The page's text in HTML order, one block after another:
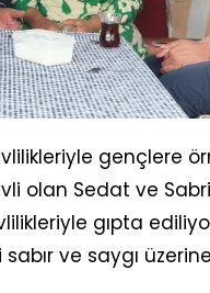
gençlere
olan Sedat ve
gıpta
ve saygı